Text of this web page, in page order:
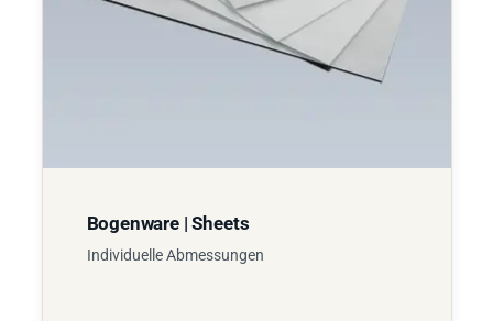
Bogenware | Sheets
Individuelle Abmessungen